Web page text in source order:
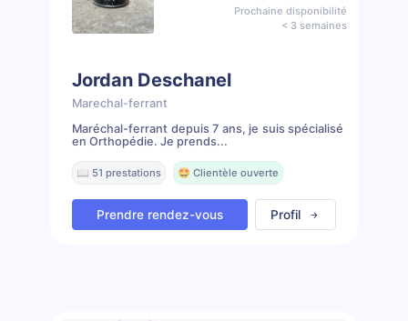
Prochaine disponibilité
< 3 semaines
Jordan Deschanel
Marechal-ferrant
Maréchal-ferrant depuis 7 ans, je suis spécialisé
en Orthopédie. Je prends...
📖 51 prestations 🤩 Clientèle ouverte
Prendre rendez-vous Profil